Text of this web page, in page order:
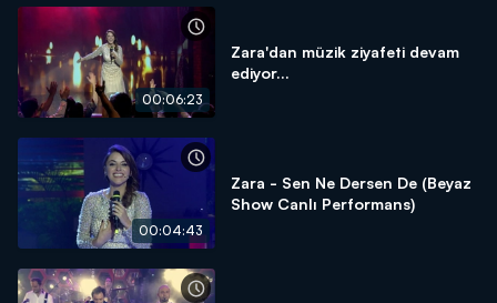
00:06:23
Zara'dan müzik ziyafeti devam
ediyor...
00:04:43
Zara - Sen Ne Dersen De (Beyaz
Show Canlı Performans)